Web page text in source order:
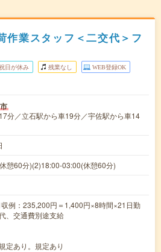
作業スタッフ＜二交代＞フ
日が休み 残業なし WEB登録OK
分／立石駅から車19分／宇佐駅から車14
憩60分)(2)18:00-03:00(休憩60分)
例：235,200円＝1,400円×8時間×21日勤
、交通費別途支給
定あり。規定あり